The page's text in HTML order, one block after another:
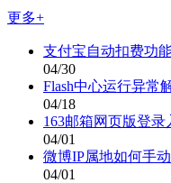
更多+
支付宝自动扣费功
04/30
Flash中心运行异常
04/18
163邮箱网页版登
04/01
微博IP属地如何手
04/01